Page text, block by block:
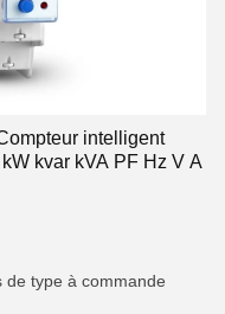
intelligent
kvar kVA PF Hz V A
de type à commande